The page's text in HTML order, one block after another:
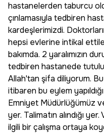
hastanelerden taburcu
çınlamasıyla tedbiren
kardeşlerimizdi.
hepsi evlerine intikal
bakımda. 2 yaralımızın
tedbiren hastanede
Allah'tan şifa diliyorum. Bu
itibaren bu eylem
Emniyet Müdürlüğümüz
yer. Talimatın alındığı
ilgili bir çalışma ortaya